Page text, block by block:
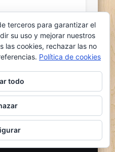
byOne Designs
terceros para garantizar el
su uso y mejorar nuestros
las cookies, rechazar las no
Política de cookies
todo